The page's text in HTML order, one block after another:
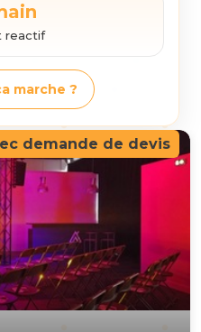
reactif
marche ?
demande de devis